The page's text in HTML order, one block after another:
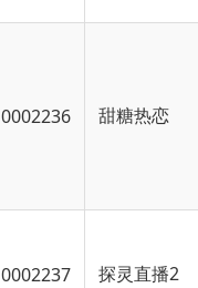
0002236 甜糖热恋
0002237 探灵直播2